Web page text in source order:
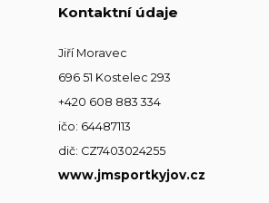
Kontaktní údaje
Jiří Moravec
696 51 Kostelec 293
+420 608 883 334
ičo: 64487113
dič: CZ7403024255
www.jmsportkyjov.cz